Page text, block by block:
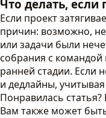
Что делать, если
Если проект
причин: возможно,
или задачи были
собрания с
ранней стадии. Если
и дедлайны,
Понравилась
Вам также может